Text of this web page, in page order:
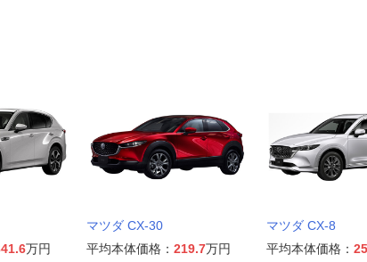
万円
マツダ CX-30
平均本体価格： 219.7万円
マツダ CX-8
平均本体価格：